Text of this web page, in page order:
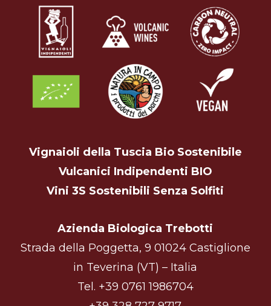
Vignaioli della Tuscia Bio Sostenibile
Vulcanici Indipendenti BIO
Vini 3S Sostenibili Senza Solfiti
Azienda Biologica Trebotti
Strada della Poggetta, 9 01024 Castiglione
in Teverina (VT) – Italia
Tel. +39 0761 1986704